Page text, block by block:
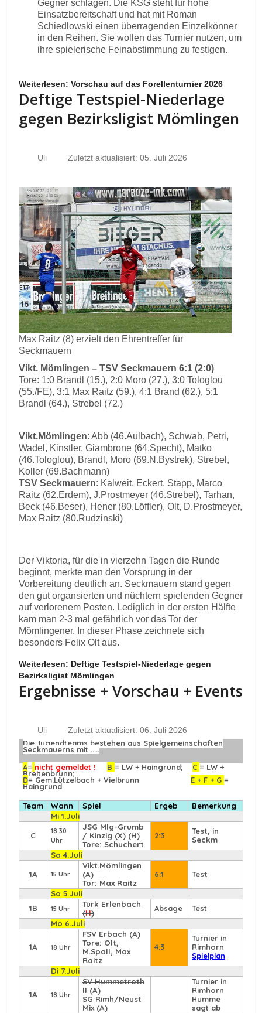
Gegner schlagen. Die KSG steht für hohe
Einsatzbereitschaft und hat mit Roman
Schiedlowski einen überragenden Einzelkönner
in den Reihen. Sie wollen das Turnier nutzen, um
ihre spielerische Feinabstimmung zu festigen.
Weiterlesen: Vorschau auf das Forellenturnier 2026
Deftige Testspiel-Niederlage
gegen Bezirksligist Mömlingen
Uli Zuletzt aktualisiert: 05. Juli 2026
Max Raitz (8) erzielt den Ehrentreffer für
Seckmauern
Vikt. Mömlingen – TSV Seckmauern 6:1 (2:0)
Tore: 1:0 Brandl (15.), 2:0 Moro (27.), 3:0 Tologlou
(55./FE), 3:1 Max Raitz (59.), 4:1 Brand (62.), 5:1
Brandl (64.), Strebel (72.)
Vikt.Mömlingen: Abb (46.Aulbach), Schwab, Petri,
Wadel, Kinstler, Giambrone (64.Specht), Matko
(46.Tologlou), Brandl, Moro (69.N.Bystrek), Strebel,
Koller (69.Bachmann)
TSV Seckmauern: Kalweit, Eckert, Stapp, Marco
Raitz (62.Erdem), J.Prostmeyer (46.Strebel), Tarhan,
Beck (46.Beser), Hener (80.Löffler), Olt, D.Prostmeyer,
Max Raitz (80.Rudzinski)
Der Viktoria, für die in vierzehn Tagen die Runde
beginnt, merkte man den Vorsprung in der
Vorbereitung deutlich an. Seckmauern stand gegen
den gut organsierten und nüchtern spielenden Gegner
auf verlorenem Posten. Lediglich in der ersten Hälfte
kam man 2-3 mal gefährlich vor das Tor der
Mömlingener. In dieser Phase zeichnete sich
besonders Felix Olt aus.
Weiterlesen: Deftige Testspiel-Niederlage gegen
Bezirksligist Mömlingen
Ergebnisse + Vorschau + Events
Uli
Zuletzt aktualisiert: 06. Juli 2026
Die Jugendteams bestehen aus Spielgemeinschaften
Seckmauerns mit .....
A= nicht gemeldet ! B = LW + Haingrund;C = LW +
Breitenbrunn;
D= Gem.Lützelbach + Vielbrunn E + F + G =
Haingrund
Team Wann Spiel Ergeb
Bemerkung
Mi 1.Juli
C
18.30
Uhr
JSG Mlg-Grumb
/ Kinzig (X) (H)
Tore: Schuchert
2:3
Test, in
Seckm
Sa 4.Juli
1A 15 Uhr
Vikt.Mömlingen
(A)
Tor: Max Raitz
6:1 Test
So 5.Juli
1B
15 Uhr
Türk Erlenbach
(H) Absage
Test
Mo 6.Juli
1A 18 Uhr
FSV Erbach (A)
Tore: Olt,
M.Spall, Max
Raitz
4:3
Turnier in
Rimhorn
Spielplan
Di 7.Juli
1A 18 Uhr
SV Hummetroth
II (A)
SG Rimh/Neust
Mix (A)
Turnier in
Rimhorn
Humme
sagt ab